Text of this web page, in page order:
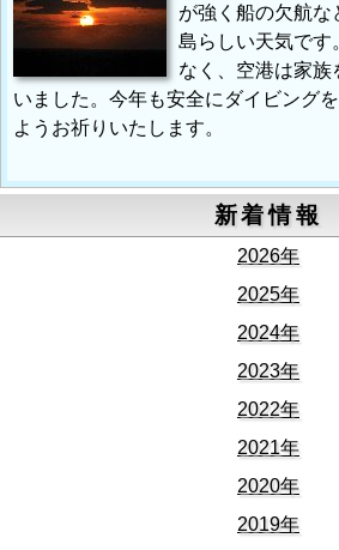
が強く船の欠航な
島らしい天気です
なく、空港は家族
いました。今年も安全にダイビング
ようお祈りいたします。
新着情報
2026年
2025年
2024年
2023年
2022年
2021年
2020年
2019年